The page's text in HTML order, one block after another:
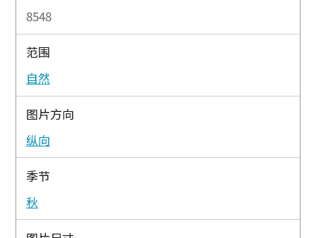
8548
范围
自然
图片方向
纵向
季节
秋